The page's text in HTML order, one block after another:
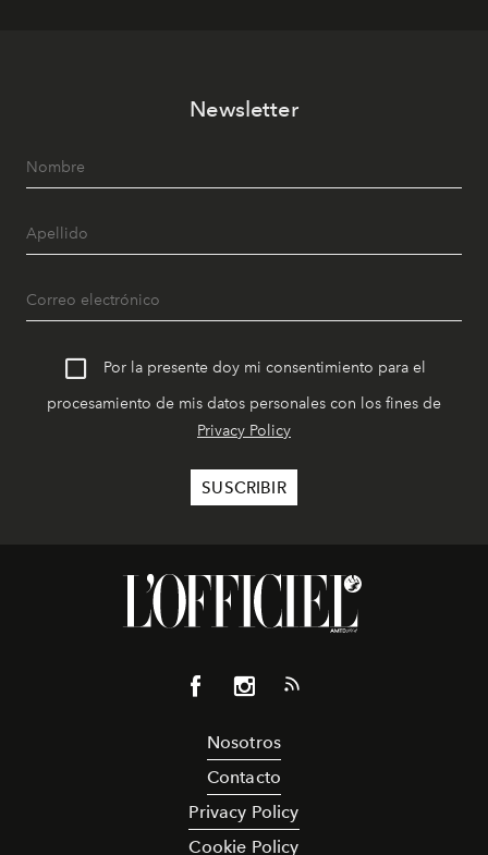
Newsletter
Por la presente doy mi consentimiento para el
procesamiento de mis datos personales con los fines de
Privacy Policy
Nosotros
Contacto
Privacy Policy
Cookie Policy